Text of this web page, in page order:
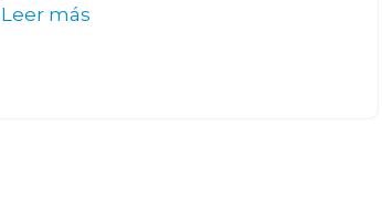
Leer más